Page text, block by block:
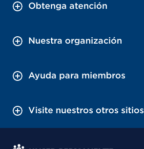
Obtenga atención
Nuestra organización
Ayuda para miembros
Visite nuestros otros sitios